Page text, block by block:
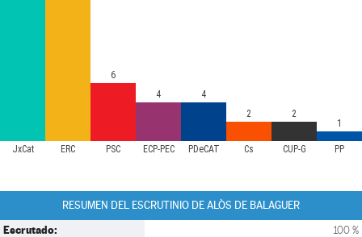
JxCat ERC PSC ECP-PEC PDeCAT Cs CUP-G PP
6
4
4
2
2
1
RESUMEN DEL ESCRUTINIO DE ALÒS DE BALAGUER
Escrutado: 100 %